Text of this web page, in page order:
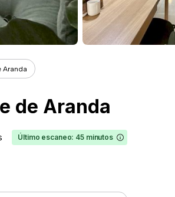
Aranda
de Aranda
Último escaneo: 45 minutos